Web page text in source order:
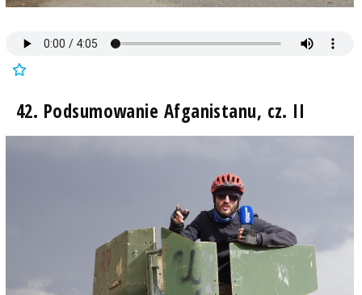
42. Podsumowanie Afganistanu, cz. II